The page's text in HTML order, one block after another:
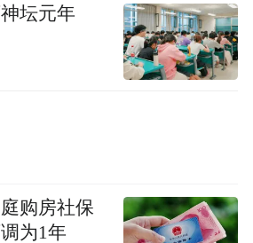
坛元年
购房社保
为1年